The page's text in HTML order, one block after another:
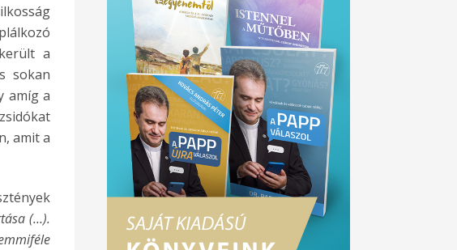
a
sokan
amíg a
amit a
(…).